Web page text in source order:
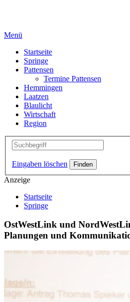
Menü
Startseite
Springe
Pattensen
Termine Pattensen
Hemmingen
Laatzen
Blaulicht
Wirtschaft
Region
Eingaben löschen
Anzeige
Startseite
Springe
OstWestLink und
Planungen und